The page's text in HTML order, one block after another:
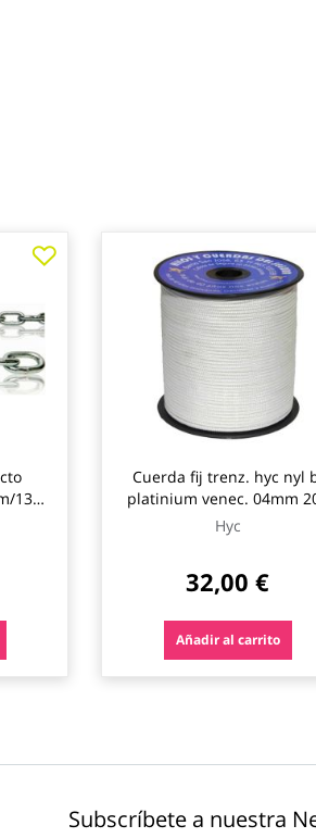
13m
Cuerda fij trenz. hyc nyl
platinium venec. 04mm
mt
Hyc
32,00 €
Añadir al carrito
Subscríbete a nuestra